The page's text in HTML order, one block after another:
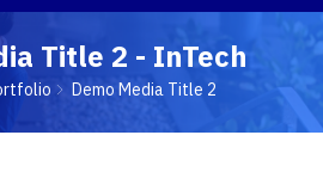
Title 2 - InTech
Demo Media Title 2